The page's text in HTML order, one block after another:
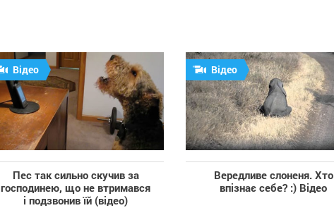
Відео
Пес так сильно скучив за
господинею, що не втримався
і подзвонив їй (відео)
Відео
Вередливе слоненя. Хто
впізнає себе? :) Відео